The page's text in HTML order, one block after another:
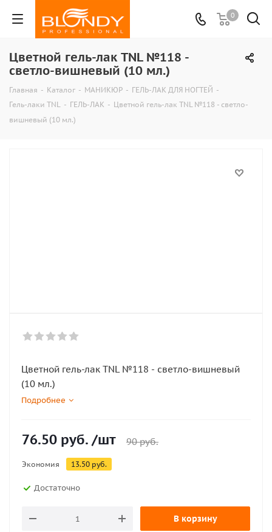
0
Цветной гель-лак TNL №118 -
светло-вишневый (10 мл.)
Главная - Каталог - МАНИКЮР - ГЕЛЬ-ЛАК ДЛЯ НОГТЕЙ -
Гель-лаки TNL - ГЕЛЬ-ЛАК - Цветной гель-лак TNL №118 - светло-
вишневый (10 мл.)
Цветной гель-лак TNL №118 - светло-вишневый
(10 мл.)
Подробнее
76.50 руб. /шт 90руб.
Экономия 13.50 руб.
Достаточно
В корзину